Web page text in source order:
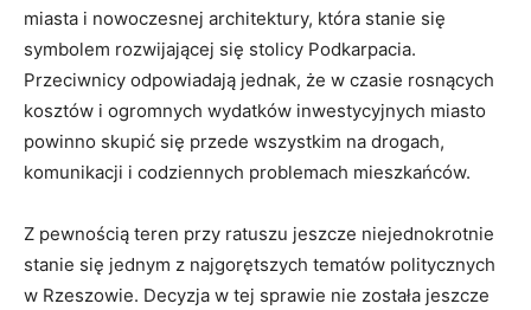
miasta i nowoczesnej architektury, która stanie się
symbolem rozwijającej się stolicy Podkarpacia.
Przeciwnicy odpowiadają jednak, że w czasie rosnących
kosztów i ogromnych wydatków inwestycyjnych miasto
powinno skupić się przede wszystkim na drogach,
komunikacji i codziennych problemach mieszkańców.
Z pewnością teren przy ratuszu jeszcze niejednokrotnie
stanie się jednym z najgorętszych tematów politycznych
w Rzeszowie. Decyzja w tej sprawie nie została jeszcze